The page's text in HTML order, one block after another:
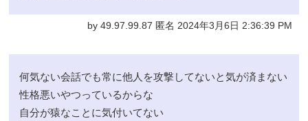
by 49.97.99.87 匿名 2024年3月6日 2:36:39 PM
何気ない会話でも常に他人を攻撃してないと気が済まない
性格悪いやつっているからな
自分が猿なことに気付いてない